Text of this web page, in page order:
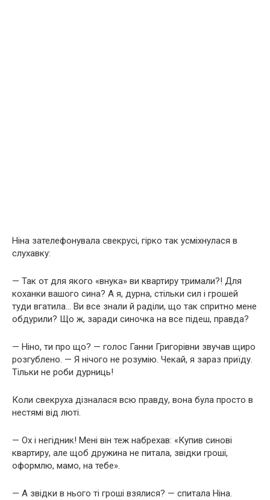
Ніна зателефонувала свекрусі, гірко так усміхнулася в
слухавку:
— Так от для якого «внука» ви квартиру тримали?! Для
коханки вашого сина? А я, дурна, стільки сил і грошей
туди вгатила… Ви все знали й раділи, що так спритно мене
обдурили? Що ж, заради синочка на все підеш, правда?
— Ніно, ти про що? — голос Ганни Григорівни звучав щиро
розгублено. — Я нічого не розумію. Чекай, я зараз приїду.
Тільки не роби дурниць!
Коли свекруха дізналася всю правду, вона була просто в
нестямі від люті.
— Ох і негідник! Мені він теж набрехав: «Купив синові
квартиру, але щоб дружина не питала, звідки гроші,
оформлю, мамо, на тебе».
— А звідки в нього ті гроші взялися? — спитала Ніна.